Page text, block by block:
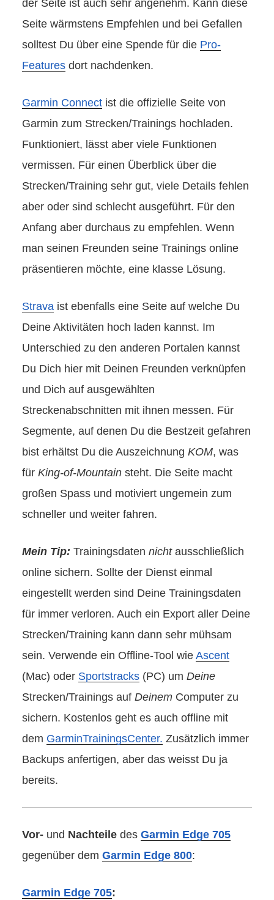
der Seite ist auch sehr angenehm. Kann diese
Seite wärmstens Empfehlen und bei Gefallen
solltest Du über eine Spende für die Pro-
Features dort nachdenken.
Garmin Connect ist die offizielle Seite von
Garmin zum Strecken/Trainings hochladen.
Funktioniert, lässt aber viele Funktionen
vermissen. Für einen Überblick über die
Strecken/Training sehr gut, viele Details fehlen
aber oder sind schlecht ausgeführt. Für den
Anfang aber durchaus zu empfehlen. Wenn
man seinen Freunden seine Trainings online
präsentieren möchte, eine klasse Lösung.
Strava ist ebenfalls eine Seite auf welche Du
Deine Aktivitäten hoch laden kannst. Im
Unterschied zu den anderen Portalen kannst
Du Dich hier mit Deinen Freunden verknüpfen
und Dich auf ausgewählten
Streckenabschnitten mit ihnen messen. Für
Segmente, auf denen Du die Bestzeit gefahren
bist erhältst Du die Auszeichnung KOM, was
für King-of-Mountain steht. Die Seite macht
großen Spass und motiviert ungemein zum
schneller und weiter fahren.
Mein Tip: Trainingsdaten nicht ausschließlich
online sichern. Sollte der Dienst einmal
eingestellt werden sind Deine Trainingsdaten
für immer verloren. Auch ein Export aller Deine
Strecken/Training kann dann sehr mühsam
sein. Verwende ein Offline-Tool wie Ascent
(Mac) oder Sportstracks (PC) um Deine
Strecken/Trainings auf Deinem Computer zu
sichern. Kostenlos geht es auch offline mit
dem GarminTrainingsCenter. Zusätzlich immer
Backups anfertigen, aber das weisst Du ja
bereits.
Vor- und Nachteile des Garmin Edge 705
gegenüber dem Garmin Edge 800:
Garmin Edge 705: